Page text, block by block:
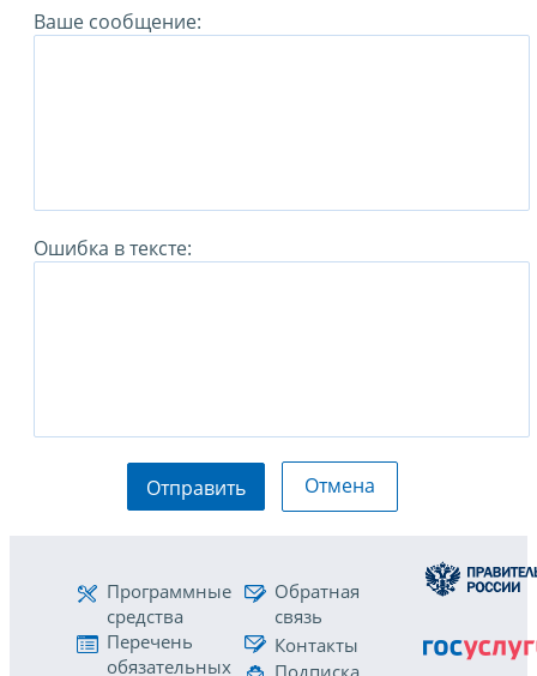
Ваше сообщение:
Ошибка в тексте:
Отправить Отмена
Программные
средства
Перечень
обязательных
Обратная
связь
Контакты